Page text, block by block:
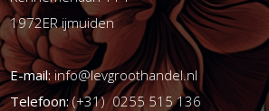
1972ER ijmuiden
E-mail:info@levgroothandel.nl
Telefoon:(+31) 0255 515 136